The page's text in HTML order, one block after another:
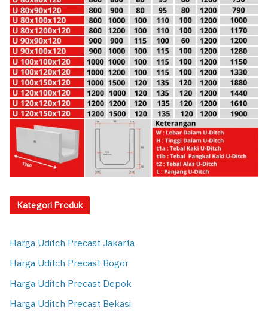
Kategori Produk
Harga Uditch Precast Jakarta
Harga Uditch Precast Bogor
Harga Uditch Precast Depok
Harga Uditch Precast Bekasi